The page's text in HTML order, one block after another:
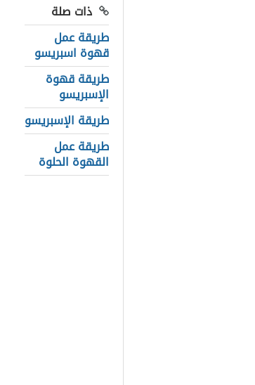
ذات صلة
طريقة عمل
قهوة اسبريسو
طريقة قهوة
الإسبريسو
طريقة الإسبريسو
طريقة عمل
القهوة الحلوة